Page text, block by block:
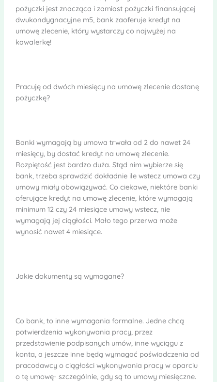
pożyczki jest znacząca i zamiast pożyczki finansującej
dwukondygnacyjne m5, bank zaoferuje kredyt na
umowę zlecenie, który wystarczy co najwyżej na
kawalerkę!
Pracuję od dwóch miesięcy na umowę zlecenie dostanę
pożyczkę?
Banki wymagają by umowa trwała od 2 do nawet 24
miesięcy, by dostać kredyt na umowę zlecenie.
Rozpiętość jest bardzo duża. Stąd nim wybierze się
bank, trzeba sprawdzić dokładnie ile wstecz umowa czy
umowy miały obowiązywać. Co ciekawe, niektóre banki
oferujące kredyt na umowę zlecenie, które wymagają
minimum 12 czy 24 miesiące umowy wstecz, nie
wymagają jej ciągłości. Mało tego przerwa może
wynosić nawet 4 miesiące.
Jakie dokumenty są wymagane?
Co bank, to inne wymagania formalne. Jedne chcą
potwierdzenia wykonywania pracy, przez
przedstawienie podpisanych umów, inne wyciągu z
konta, a jeszcze inne będą wymagać poświadczenia od
pracodawcy o ciągłości wykonywania pracy w oparciu
o tę umowę- szczególnie, gdy są to umowy miesięczne.